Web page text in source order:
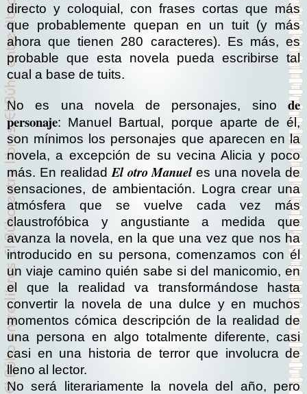
directo y coloquial, con frases cortas que más
que probablemente quepan en un tuit (y más
ahora que tienen 280 caracteres). Es más, es
probable que esta novela pueda escribirse tal
cual a base de tuits.
No es una novela de personajes, sino de
personaje: Manuel Bartual, porque aparte de él,
son mínimos los personajes que aparecen en la
novela, a excepción de su vecina Alicia y poco
más. En realidad El otro Manueles una novela de
sensaciones, de ambientación. Logra crear una
atmósfera que se vuelve cada vez más
claustrofóbica y angustiante a medida que
avanza la novela, en la que una vez que nos ha
introducido en su persona, comenzamos con él
un viaje camino quién sabe si del manicomio, en
el que la realidad va transformándose hasta
convertir la novela de una dulce y en muchos
momentos cómica descripción de la realidad de
una persona en algo totalmente diferente, casi
casi en una historia de terror que involucra de
lleno al lector.
No será literariamente la novela del año, pero